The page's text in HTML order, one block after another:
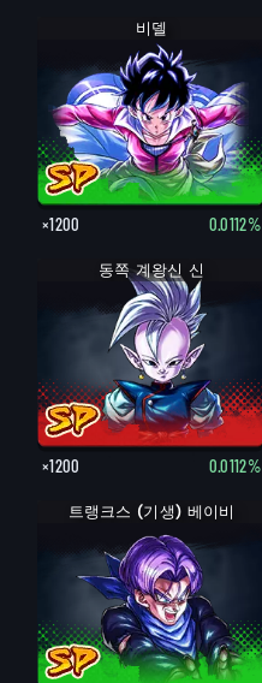
비델
×1200 0.0112%
동쪽 계왕신 신
×1200 0.0112%
트랭크스 (기생) 베이비